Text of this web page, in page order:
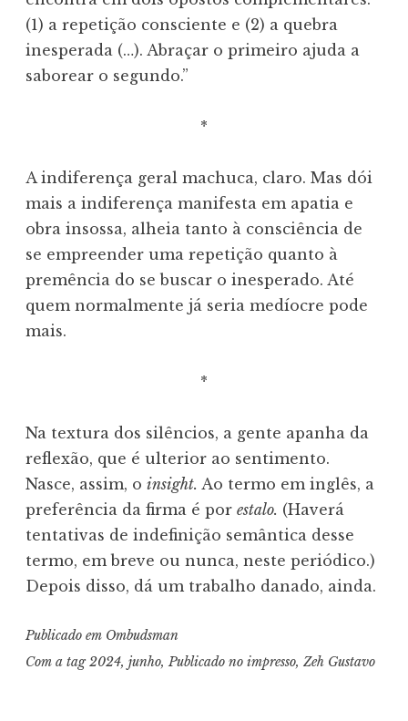
(1) a repetição consciente e (2) a quebra
inesperada (…). Abraçar o primeiro ajuda a
saborear o segundo.”
*
A indiferença geral machuca, claro. Mas dói
mais a indiferença manifesta em apatia e
obra insossa, alheia tanto à consciência de
se empreender uma repetição quanto à
premência do se buscar o inesperado. Até
quem normalmente já seria medíocre pode
mais.
*
Na textura dos silêncios, a gente apanha da
reflexão, que é ulterior ao sentimento.
Nasce, assim, o insight. Ao termo em inglês, a
preferência da firma é por estalo. (Haverá
tentativas de indefinição semântica desse
termo, em breve ou nunca, neste periódico.)
Depois disso, dá um trabalho danado, ainda.
Publicado em Ombudsman
Com a tag2024, junho, Publicado no impresso, Zeh Gustavo